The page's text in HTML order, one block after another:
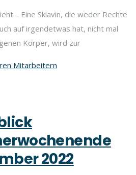
Eine Sklavin, die weder Rechte
auf irgendetwas hat, nicht mal
Körper, wird zur
Mitarbeitern
2022